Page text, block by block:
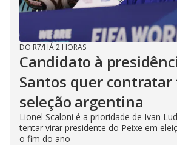
DO R7/HÁ 2 HORAS
Candidato à
Santos quer contratar
seleção argentina
Lionel Scaloni é a prioridade de Ivan
tentar virar presidente do Peixe em
o fim do ano